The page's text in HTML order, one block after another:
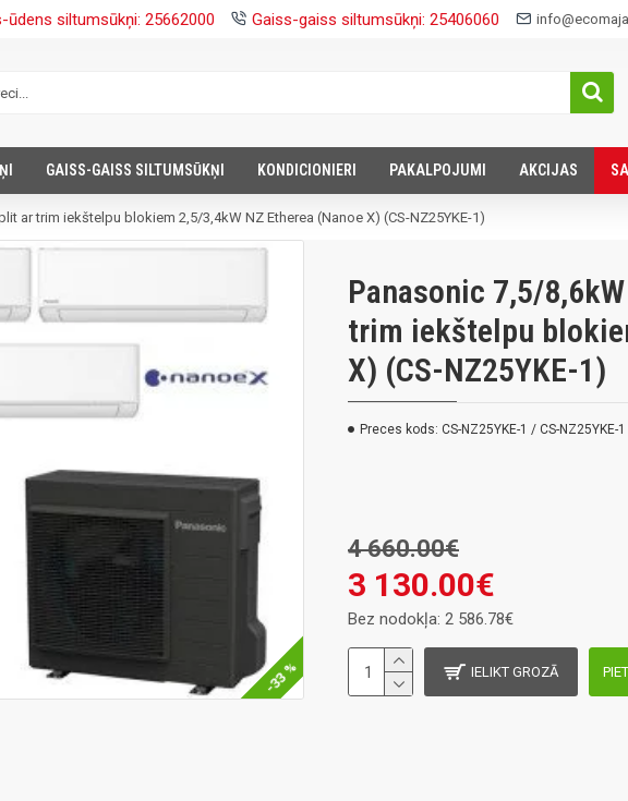
ūdens siltumsūkņi: 25662000 Gaiss-gaiss siltumsūkņi: 25406060
GAISS-GAISS SILTUMSŪKŅI KONDICIONIERI PAKALPOJUMI AKCIJAS
ar trim iekštelpu blokiem 2,5/3,4kW NZ Etherea (Nanoe X) (CS-NZ25YKE-1)
-33 %
Panasonic 7,5/
trim iekštelpu
X) (CS-NZ25YKE-1)
Preces kods: CS-NZ25YKE-1 / CS-NZ25YKE-
3 130.00€
4 660.00€
Bez nodokļa: 2 586.78€
IELIKT GROZĀ